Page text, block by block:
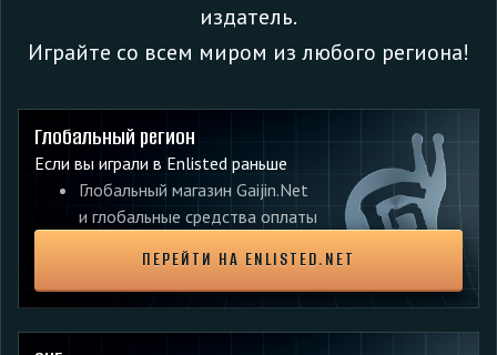
издатель.
Играйте со всем миром из любого региона!
Глобальный регион
Если вы играли в Enlisted раньше
Глобальный магазин Gaijin.Net
и глобальные средства оплаты
ПЕРЕЙТИ НА ENLISTED.NET
Для новых игроков на консолях (включая Steam
Исправлены различные случаи наложения текста
при использовании опции «Крупный шрифт».
Изменено расположение индикатора дамаг-
модели техники - теперь он находится справа от
ПОДЕЛИТЕСЬ С ДРУЗЬЯМИ: